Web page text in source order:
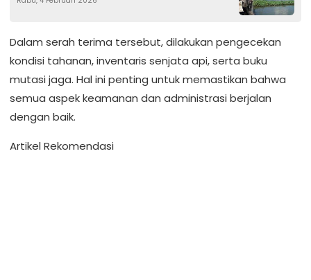
dengan Warga di Area Tambak
Dalam serah terima tersebut, dilakukan pengecekan
kondisi tahanan, inventaris senjata api, serta buku
mutasi jaga. Hal ini penting untuk memastikan bahwa
semua aspek keamanan dan administrasi berjalan
dengan baik.
Artikel Rekomendasi